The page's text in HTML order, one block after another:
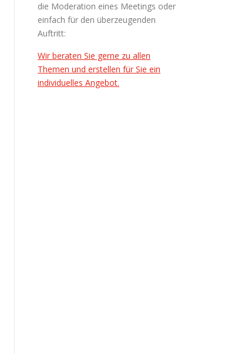
die Moderation eines Meetings oder
einfach für den überzeugenden
Auftritt:
Wir beraten Sie gerne zu allen
Themen und erstellen für Sie ein
individuelles Angebot.